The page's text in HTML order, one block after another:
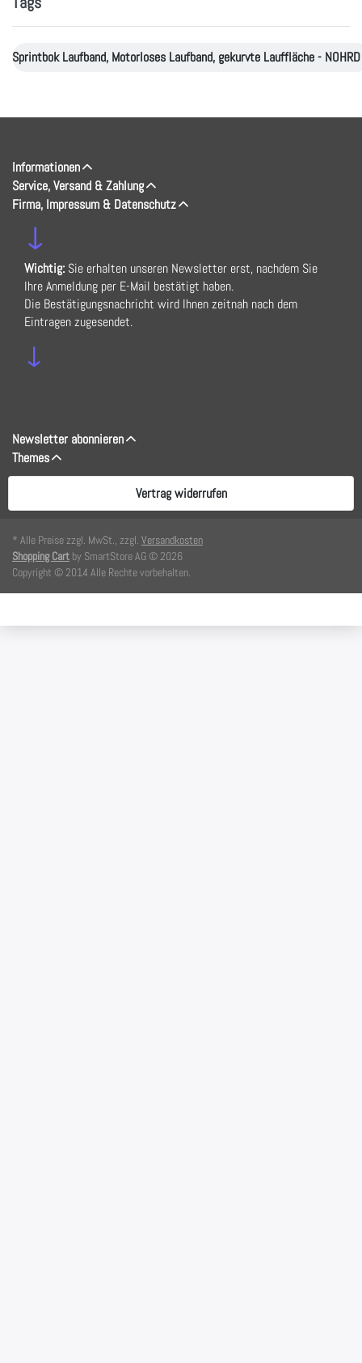
Sprintbok Laufband, Motorloses Laufband, gekurvte Lauffläche - NOHRD
Informationen
Service, Versand & Zahlung
Firma, Impressum & Datenschutz
↓
Wichtig: Sie erhalten unseren Newsletter erst, nachdem Sie
Ihre Anmeldung per E-Mail bestätigt haben.
Die Bestätigungsnachricht wird Ihnen zeitnah nach dem
Eintragen zugesendet.
↓
Newsletter abonnieren
Themes
Vertrag widerrufen
* Alle Preise zzgl. MwSt., zzgl. Versandkosten
Shopping Cart by SmartStore AG © 2026
Copyright © 2014 Alle Rechte vorbehalten.